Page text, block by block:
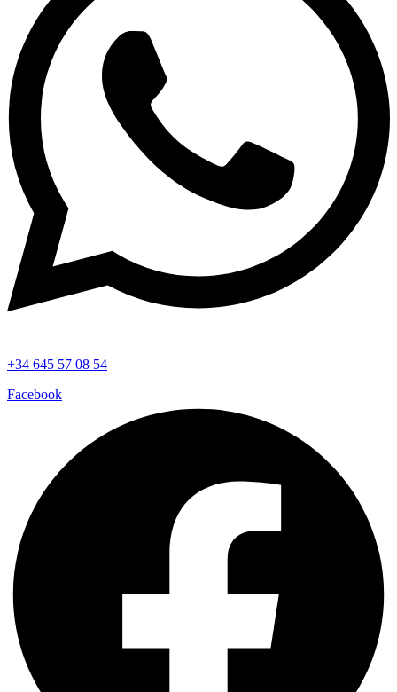
+34 645 57 08 54
Facebook